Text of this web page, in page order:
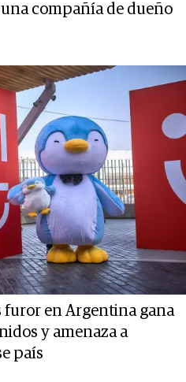
una compañía de dueño
furor en Argentina gana
y amenaza a
país